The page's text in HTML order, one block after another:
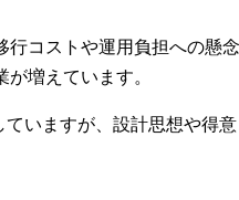
行コストや運用負担への懸
増えています。
いますが、設計思想や得